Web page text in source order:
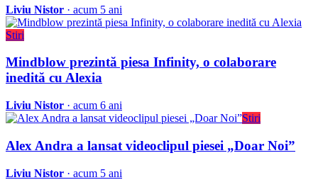
Liviu Nistor · acum 5 ani
Stiri
Mindblow prezintă piesa Infinity, o colaborare
inedită cu Alexia
Liviu Nistor · acum 6 ani
Stiri
Alex Andra a lansat videoclipul piesei „Doar Noi”
Liviu Nistor · acum 5 ani